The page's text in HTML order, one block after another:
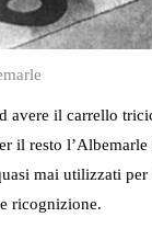
avere il carrello
il resto l’Albemarle
mai utilizzati
ricognizione.